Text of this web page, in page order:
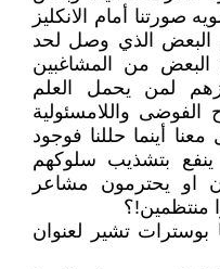
صورتنا أمام الانكليز
الذي وصل لحد
من المشاغبين
لمن يحمل العلم
الفوضى واللامسئولية
أينما حللنا فوجود
بتشذيب سلوكهم
او يحترمون مشاعر
منتظمين!؟
بوسترات تشير لعنوان